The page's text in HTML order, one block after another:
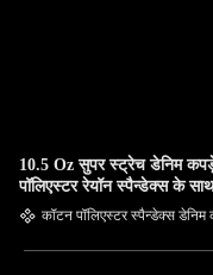
10.5 Oz सुपर स्ट्रेच डेनिम
पॉलिएस्टर रेयॉन स्पैन्डेक्स के
कॉटन पॉलिएस्टर स्पैन्डेक्स